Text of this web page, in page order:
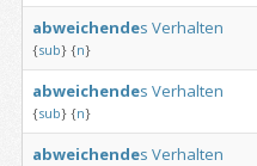
abweichendes Verhalten
{sub} {n}
abweichendes Verhalten
{sub} {n}
abweichendes Verhalten